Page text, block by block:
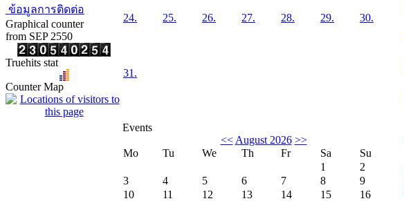
ข้อมูลการติดต่อ
Graphical counter
from SEP 2550
Truehits stat
Counter Map
24. 25. 26. 27. 28. 29. 30.
31.
Events
<< August 2026 >>
Mo
Tu We Th Fr Sa
Su
1
2
3
4 5 6 7 8
9
10
11 12 13 14 15
16